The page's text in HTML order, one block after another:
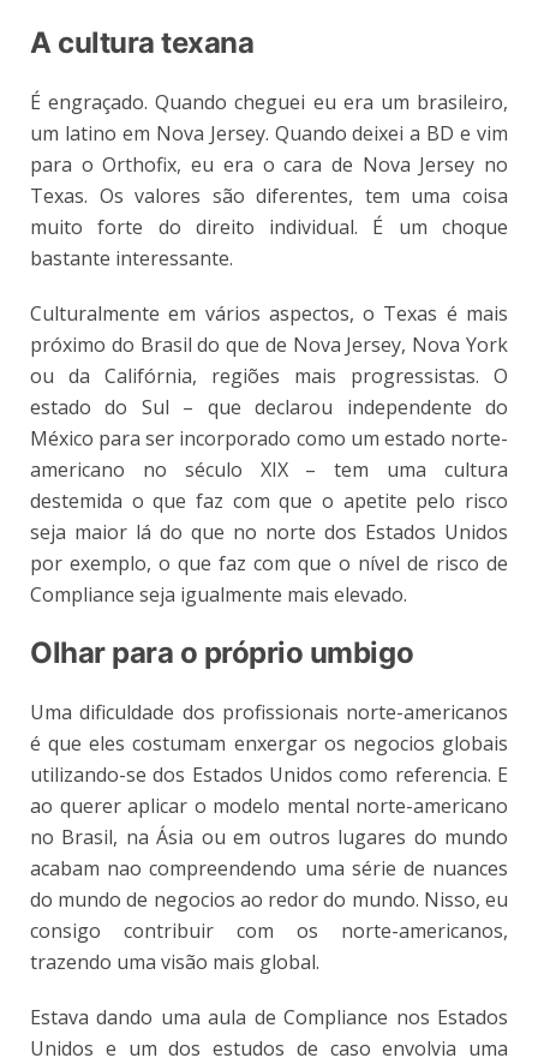
A cultura texana
É engraçado. Quando cheguei eu era um brasileiro,
um latino em Nova Jersey. Quando deixei a BD e vim
para o Orthofix, eu era o cara de Nova Jersey no
Texas. Os valores são diferentes, tem uma coisa
muito forte do direito individual. É um choque
bastante interessante.
Culturalmente em vários aspectos, o Texas é mais
próximo do Brasil do que de Nova Jersey, Nova York
ou da Califórnia, regiões mais progressistas. O
estado do Sul – que declarou independente do
México para ser incorporado como um estado norte-
americano no século XIX – tem uma cultura
destemida o que faz com que o apetite pelo risco
seja maior lá do que no norte dos Estados Unidos
por exemplo, o que faz com que o nível de risco de
Compliance seja igualmente mais elevado.
Olhar para o próprio umbigo
Uma dificuldade dos profissionais norte-americanos
é que eles costumam enxergar os negocios globais
utilizando-se dos Estados Unidos como referencia. E
ao querer aplicar o modelo mental norte-americano
no Brasil, na Ásia ou em outros lugares do mundo
acabam nao compreendendo uma série de nuances
do mundo de negocios ao redor do mundo. Nisso, eu
consigo contribuir com os norte-americanos,
trazendo uma visão mais global.
Estava dando uma aula de Compliance nos Estados
Unidos e um dos estudos de caso envolvia uma